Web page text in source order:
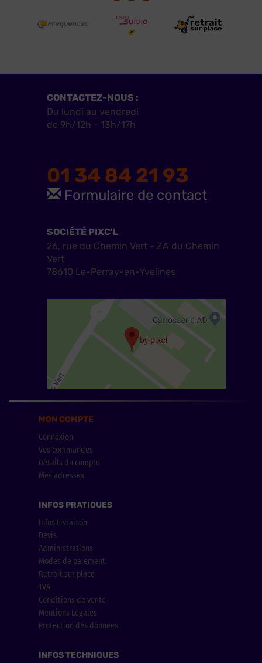
CONTACTEZ-NOUS :
Du lundi au vendredi
de 9h/12h - 13h/17h
01 34 84 21 93
Formulaire de contact
SOCIÉTÉ PIXC'L
26, rue du Chemin Vert - ZA du Chemin
Vert
78610 Le-Perray-en-Yvelines
MON COMPTE
Connexion
Vos commandes
Détails du compte
Mes adresses
INFOS PRATIQUES
Infos Livraison
Devis
Administrations
Modes de paiement
Retrait sur place
TVA
Conditions de vente
Mentions Légales
Protection des données
INFOS TECHNIQUES